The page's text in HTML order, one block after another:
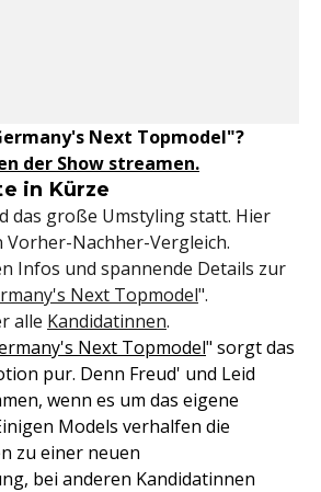
Next Topmodel"?
der Show streamen.
in Kürze
das große Umstyling statt. Hier
Vorher-Nachher-Vergleich.
Infos und spannende Details zur
Next Topmodel".
alle Kandidatinnen.
Next Topmodel" sorgt das
pur. Denn Freud' und Leid
wenn es um das eigene
Models verhalfen die
zu einer neuen
bei anderen Kandidatinnen